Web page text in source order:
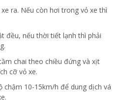
ra. Nếu còn hơi trong vỏ xe thì
đều, nếu thời tiết lạnh thì phải
chai theo chiều đứng và xịt
cỡ vỏ xe.
chậm 10-15km/h để dung dịch vá